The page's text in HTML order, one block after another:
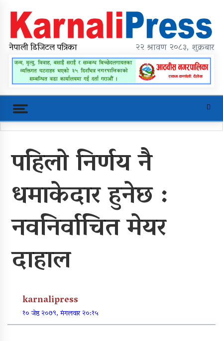
content
karnalipress
Online News Portal
नेपाली डिजिटल पत्रिका २२ श्रावण २०८३, शुक्रबार
महावै गाउँपालिकाको प्रशासकीय भवन
शिलान्यास
पूर्वाधार र कृषि केन्द्रित बजेट
पहिलो निर्णय नै
धमाकेदार हुनेछ :
नवनिर्वाचित मेयर
दाहाल
karnalipress
१० जेष्ठ २०७९, मंगलवार २०:१५